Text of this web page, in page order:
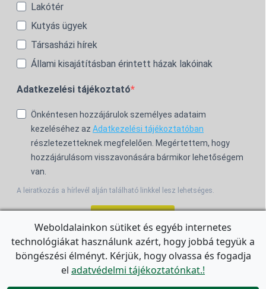
Lakótér
Kutyás ügyek
Társasházi hírek
Állami kisajátításban érintett házak lakóinak
Adatkezelési tájékoztató
Önkéntesen hozzájárulok személyes adataim
kezeléséhez az Adatkezelési tájékoztatóban
részletezetteknek megfelelően. Megértettem, hogy
hozzájárulásom visszavonására bármikor lehetőségem
van.
A leiratkozás a hírlevél alján található linkkel lesz lehetséges.
For the English Newsletter, clickHERE.
Weboldalainkon sütiket és egyéb internetes
technológiákat használunk azért, hogy jobbá tegyük a
böngészési élményt. Kérjük, hogy olvassa és fogadja
el adatvédelmi tájékoztatónkat.!